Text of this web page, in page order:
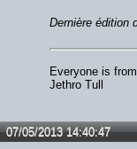
Dernière édition
Everyone is
Jethro Tull
07/05/2013 14:40:47